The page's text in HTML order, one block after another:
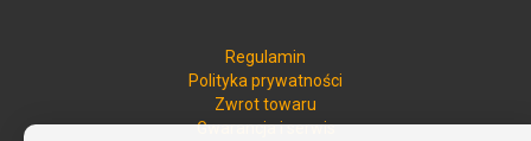
Regulamin
Polityka prywatności
Zwrot towaru
Gwarancja i serwis